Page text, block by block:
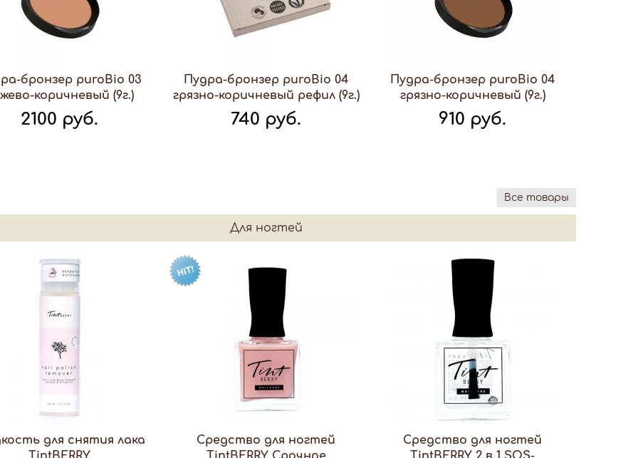
бронзер puroBio 03
коричневый (9г.)
2100 руб.
Пудра-бронзер puroBio 04
грязно-коричневый рефил (9г.)
740 руб.
Пудра-бронзер puroBio 04
грязно-коричневый (9г.)
910 руб.
Все товары
Для ногтей
для снятия лака
Средство для ногтей
Средство для ногтей